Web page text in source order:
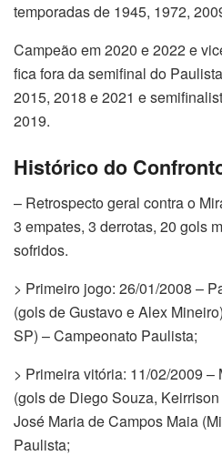
temporadas de 1945, 1972,
Campeão em 2020 e 2022 e
fica fora da semifinal do
2015, 2018 e 2021 e
2019.
Histórico do
– Retrospecto geral contra o
3 empates, 3 derrotas, 20 gols
sofridos.
> Primeiro jogo: 26/01/2008 –
(gols de Gustavo e Alex
SP) – Campeonato Paulista;
> Primeira vitória: 11/02/2009
(gols de Diego Souza,
José Maria de Campos Maia
Paulista;